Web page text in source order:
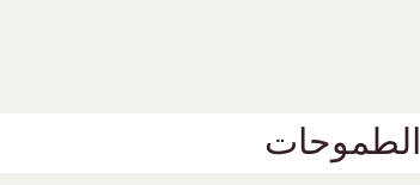
الطموحات